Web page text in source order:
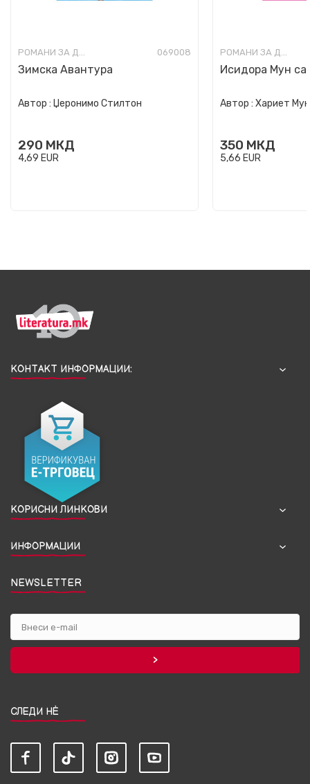
РОМАНИ ЗА ДЕЦА 069008
Зимска Авантура
Автор : Џеронимо Стилтон
290 МКД
4,69 EUR
РОМАНИ ЗА ДЕЦА
Исидора Мун
Автор : Хариет
350 МКД
5,66 EUR
КОНТАКТ ИНФОРМАЦИИ:
КОРИСНИ ЛИНКОВИ
ИНФОРМАЦИИ
NEWSLETTER
СЛЕДИ НЀ